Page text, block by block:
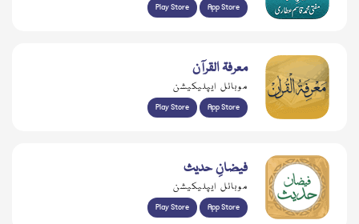
Play Store App Store
معرفۃ القرآن
موبائل ایپلیکیشن
Play Store App Store
فیضانِ حدیث
موبائل ایپلیکیشن
Play Store App Store